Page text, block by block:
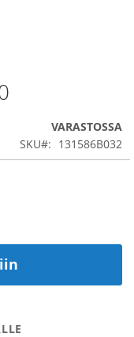
VARASTOSSA
SKU
131586B032